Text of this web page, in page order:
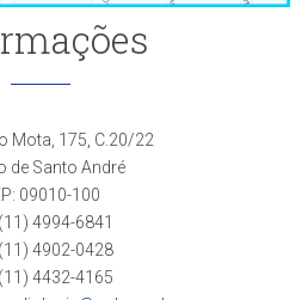
Mota, 175, C.20/22
de Santo André
09010-100
4994-6841
4902-0428
4432-4165